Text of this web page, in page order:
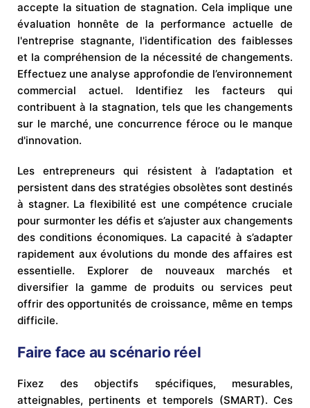
accepte la situation de stagnation. Cela implique une
évaluation honnête de la performance actuelle de
l'entreprise stagnante, l'identification des faiblesses
et la compréhension de la nécessité de changements.
Effectuez une analyse approfondie de l’environnement
commercial actuel. Identifiez les facteurs qui
contribuent à la stagnation, tels que les changements
sur le marché, une concurrence féroce ou le manque
d'innovation.
Les entrepreneurs qui résistent à l’adaptation et
persistent dans des stratégies obsolètes sont destinés
à stagner. La flexibilité est une compétence cruciale
pour surmonter les défis et s’ajuster aux changements
des conditions économiques. La capacité à s’adapter
rapidement aux évolutions du monde des affaires est
essentielle. Explorer de nouveaux marchés et
diversifier la gamme de produits ou services peut
offrir des opportunités de croissance, même en temps
difficile.
Faire face au scénario réel
Fixez des objectifs spécifiques, mesurables,
atteignables, pertinents et temporels (SMART). Ces